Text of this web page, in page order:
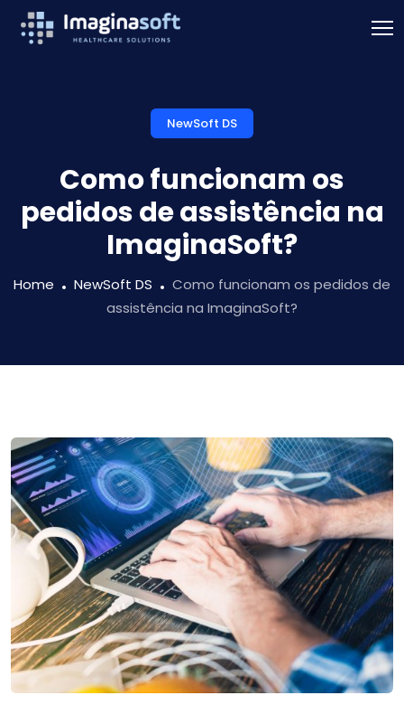
NewSoft DS
Como funcionam os
pedidos de assistência na
ImaginaSoft?
Home NewSoft DS
Como funcionam os pedidos de
assistência na ImaginaSoft?